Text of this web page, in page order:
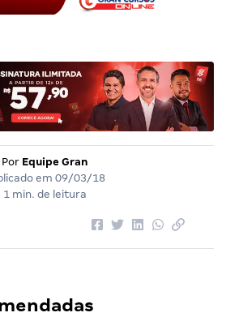
Por Equipe Gran
em 09/03/18
1 min. de leitura